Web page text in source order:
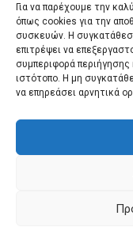
Για να παρέχουμε την
όπως cookies για την
συσκευών. Η
επιτρέψει να
συμπεριφορά
ιστότοπο. Η μη
να επηρεάσει αρνητικά
ΚΟΣΜΟΣ
εξάρθρωσαν
δίκτυο